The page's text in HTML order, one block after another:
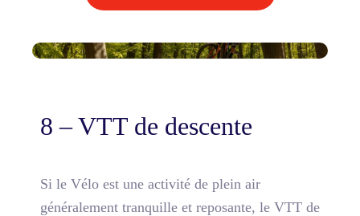
8 – VTT de descente
Si le Vélo est une activité de plein air
généralement tranquille et reposante, le VTT de